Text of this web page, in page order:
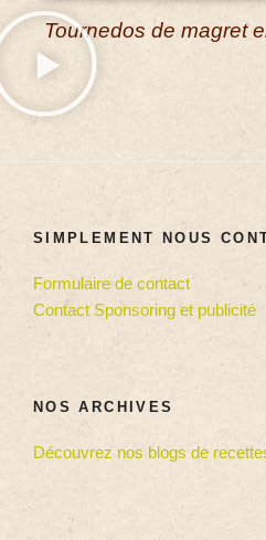
Tournedos de magret
SIMPLEMENT NOUS
Formulaire de contact
Contact Sponsoring et publicité
NOS ARCHIVES
Découvrez nos blogs de